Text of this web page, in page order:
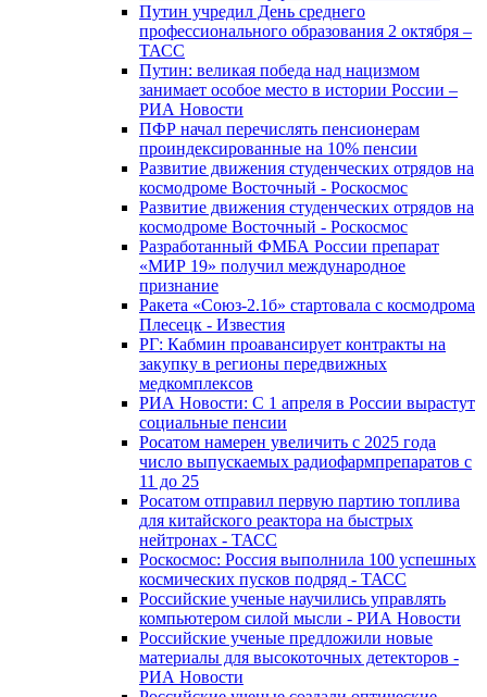
Путин учредил День среднего
профессионального образования 2 октября –
ТАСС
Путин: великая победа над нацизмом
занимает особое место в истории России –
РИА Новости
ПФР начал перечислять пенсионерам
проиндексированные на 10% пенсии
Развитие движения студенческих отрядов на
космодроме Восточный - Роскосмос
Развитие движения студенческих отрядов на
космодроме Восточный - Роскосмос
Разработанный ФМБА России препарат
«МИР 19» получил международное
признание
Ракета «Союз-2.1б» стартовала с космодрома
Плесецк - Известия
РГ: Кабмин проавансирует контракты на
закупку в регионы передвижных
медкомплексов
РИА Новости: С 1 апреля в России вырастут
социальные пенсии
Росатом намерен увеличить с 2025 года
число выпускаемых радиофармпрепаратов с
11 до 25
Росатом отправил первую партию топлива
для китайского реактора на быстрых
нейтронах - ТАСС
Роскосмос: Россия выполнила 100 успешных
космических пусков подряд - ТАСС
Российские ученые научились управлять
компьютером силой мысли - РИА Новости
Российские ученые предложили новые
материалы для высокоточных детекторов -
РИА Новости